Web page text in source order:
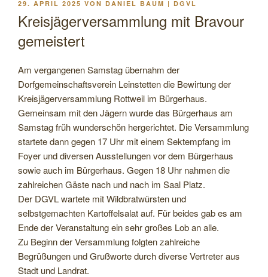
VERÖFFENTLICHT
29. APRIL 2025 VON DANIEL BAUM | DGVL
Kreisjägerversammlung mit Bravour
gemeistert
Am vergangenen Samstag übernahm der
Dorfgemeinschaftsverein Leinstetten die Bewirtung der
Kreisjägerversammlung Rottweil im Bürgerhaus.
Gemeinsam mit den Jägern wurde das Bürgerhaus am
Samstag früh wunderschön hergerichtet. Die Versammlung
startete dann gegen 17 Uhr mit einem Sektempfang im
Foyer und diversen Ausstellungen vor dem Bürgerhaus
sowie auch im Bürgerhaus. Gegen 18 Uhr nahmen die
zahlreichen Gäste nach und nach im Saal Platz.
Der DGVL wartete mit Wildbratwürsten und
selbstgemachten Kartoffelsalat auf. Für beides gab es am
Ende der Veranstaltung ein sehr großes Lob an alle.
Zu Beginn der Versammlung folgten zahlreiche
Begrüßungen und Grußworte durch diverse Vertreter aus
Stadt und Landrat.